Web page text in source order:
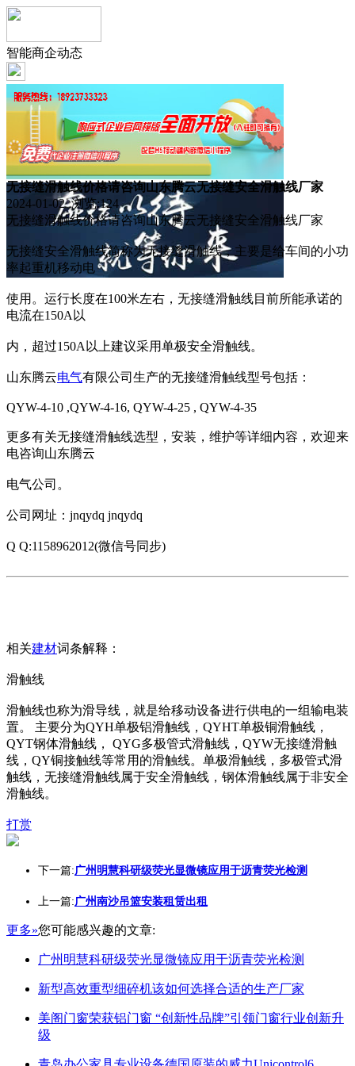
智能商企动态
无接缝滑触线价格请咨询山东腾云无接缝安全滑触线厂家
2024-01-02 浏览:124
无接缝滑触线价格请咨询山东腾云无接缝安全滑触线厂家
无接缝安全滑触线简称为无接缝滑触线，主要是给车间的小功
率起重机移动电
使用。运行长度在100米左右，无接缝滑触线目前所能承诺的
电流在150A以
内，超过150A以上建议采用单极安全滑触线。
山东腾云电气有限公司生产的无接缝滑触线型号包括：
QYW-4-10 ,QYW-4-16, QYW-4-25 , QYW-4-35
更多有关无接缝滑触线选型，安装，维护等详细内容，欢迎来
电咨询山东腾云
电气公司。
公司网址：jnqydq jnqydq
Q Q:1158962012(微信号同步)
相关建材词条解释：
滑触线
滑触线也称为滑导线，就是给移动设备进行供电的一组输电装
置。 主要分为QYH单极铝滑触线，QYHT单极铜滑触线，
QYT钢体滑触线， QYG多极管式滑触线，QYW无接缝滑触
线，QY铜接触线等常用的滑触线。单极滑触线，多极管式滑
触线，无接缝滑触线属于安全滑触线，钢体滑触线属于非安全
滑触线。
打赏
下一篇:广州明慧科研级荧光显微镜应用于沥青荧光检测
上一篇:广州南沙吊篮安装租赁出租
更多»您可能感兴趣的文章:
广州明慧科研级荧光显微镜应用于沥青荧光检测
新型高效重型细碎机该如何选择合适的生产厂家
美阁门窗荣获铝门窗 “创新性品牌”引领门窗行业创新升
级